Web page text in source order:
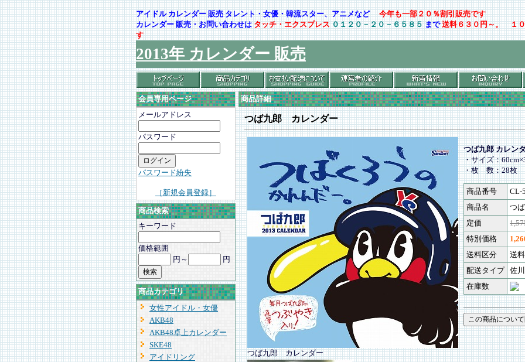
アイドル カレンダー 販売 タレント・女優・韓流スター、アニメなど今年も一部２０％割引販売です
カレンダー 販売・お問い合わせはタッチ・エクスプレス ０１２０－２０－６５８５ まで送料６３０円～。 １
す
2013年 カレンダー 販売
会員専用ページ
メールアドレス
パスワード
パスワード紛失
［新規会員登録］
商品検索
キーワード
価格範囲
円～
円
商品カテゴリ
女性アイドル・女優
AKB48
AKB48卓上カレンダー
SKE48
アイドリング
商品詳細
つば九郎 カレンダー
つば九郎 カレンダー
つば九郎 カレン
・サイズ：
・枚 数：28枚
商品番号
CL-
商品名
つ
定価
特別価格
送料区分
送
配送タイプ 佐
在庫数